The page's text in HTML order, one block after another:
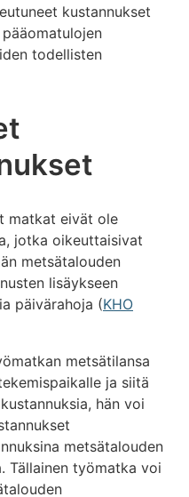
kustannukset
todellisten
matkat eivät ole
jotka oikeuttaisivat
metsätalouden
lisäykseen
päivärahoja (KHO
metsätilansa
ja siitä
hän voi
metsätalouden
Tällainen työmatka voi